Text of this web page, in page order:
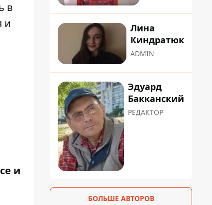
в
и
и
Лина
Киндратюк
ADMIN
Эдуард
Бакканский
РЕДАКТОР
БОЛЬШЕ АВТОРОВ